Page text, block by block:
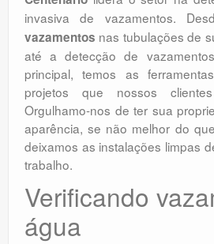
invasiva de vazamentos.
vazamentos nas tubulações de
até a detecção de
principal, temos as
projetos que nossos
Orgulhamo-nos de ter sua
aparência, se não melhor do
deixamos as instalações limpas
trabalho.
Verificando
água